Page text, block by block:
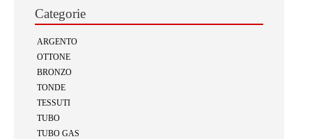
Categorie
ARGENTO
OTTONE
BRONZO
TONDE
TESSUTI
TUBO
TUBO GAS